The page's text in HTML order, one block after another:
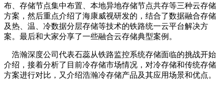
布、存储节点集中布置、本地异地存储节点共存等三种云存储
方案，然后重点介绍了海康威视研发的，结合了数据融合存储
及热、温、冷数据分层存储等技术的铁路统一云平台解决方
案。最后和大家分享了一些融合云存储典型案例。
浩瀚深度公司代表石蕊从铁路监控系统存储面临的挑战开始
介绍，接着分析了目前冷存储市场情况，对冷存储和传统存储
方案进行对比，又介绍浩瀚冷存储产品及其应用场景和优点。